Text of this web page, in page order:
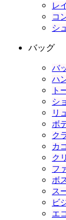
レ
コ
シ
バッグ
バ
ハ
ト
シ
リ
ボ
ク
カ
ク
フ
ボ
ス
ビ
エ